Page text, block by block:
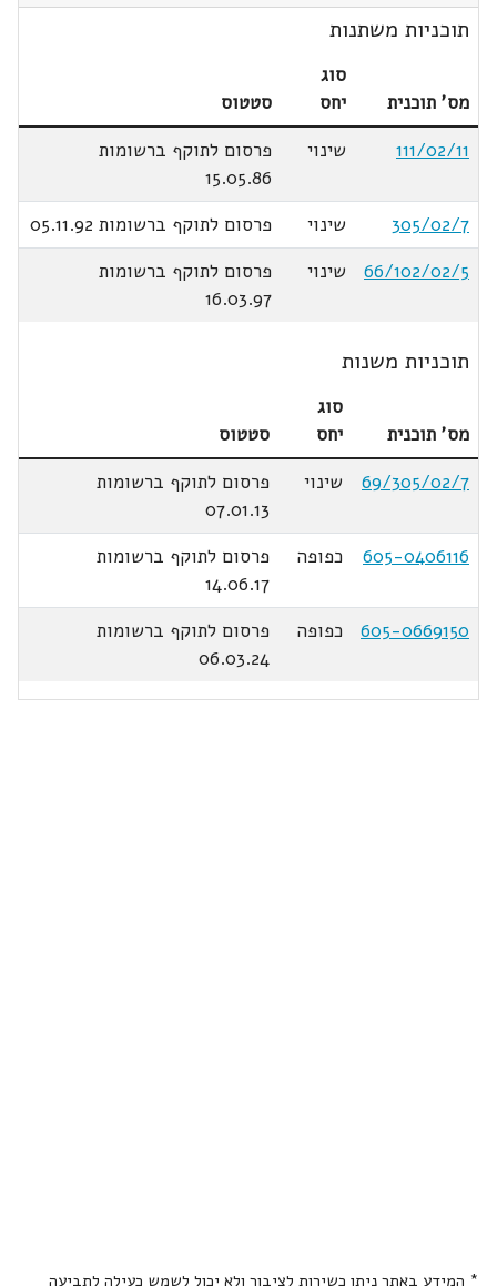
תוכניות משתנות
מס' תוכנית
סוג
יחס
סטטוס
111/02/11
שינוי
פרסום לתוקף ברשומות
15.05.86
305/02/7
שינוי
פרסום לתוקף ברשומות 05.11.92
66/102/02/5
שינוי
פרסום לתוקף ברשומות
16.03.97
תוכניות משנות
מס' תוכנית
סוג
יחס
סטטוס
69/305/02/7
שינוי
פרסום לתוקף ברשומות
07.01.13
605-0406116
כפופה
פרסום לתוקף ברשומות
14.06.17
605-0669150
כפופה
פרסום לתוקף ברשומות
06.03.24
* המידע באתר ניתן כשירות לציבור ולא יכול לשמש כעילה לתביעה